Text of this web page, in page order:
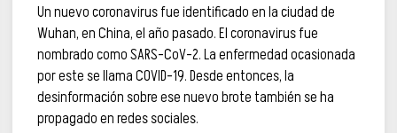
Un nuevo coronavirus fue identificado en la ciudad de
Wuhan, en China, el año pasado. El coronavirus fue
nombrado como SARS-CoV-2. La enfermedad ocasionada
por este se llama COVID-19. Desde entonces, la
desinformación sobre ese nuevo brote también se ha
propagado en redes sociales.